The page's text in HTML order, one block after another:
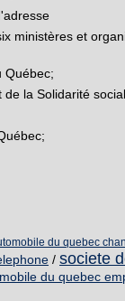
ministères et
Québec;
la Solidarité
du quebec
/ societe
du quebec